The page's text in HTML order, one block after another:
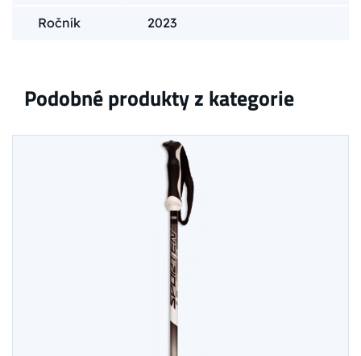
Ročník 2023
Podobné produkty z kategorie